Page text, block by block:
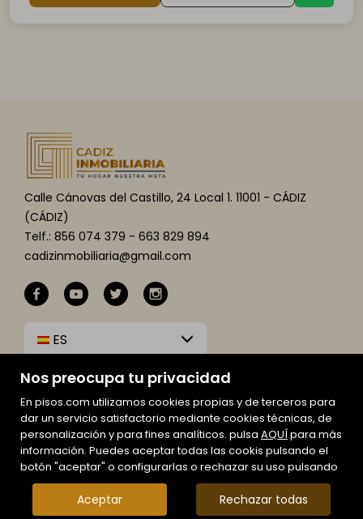
Nos preocupa tu privacidad
En pisos.com utilizamos cookies propias y de terceros para
dar un servicio satisfactorio mediante cookies técnicas, de
personalización y para fines analíticos. pulsa AQUÍpara más
información. Puedes aceptar todas las cookis pulsando el
botón "aceptar" o configurarlas o rechazar su uso pulsando
Aceptar Rechazar todas
Calle Cánovas del Castillo, 24 Local 1. 11001 - CÁDIZ
(CÁDIZ)
Telf.: 856 074 379 - 663 829 894
cadizinmobiliaria@gmail.com
ES
Mapa Web